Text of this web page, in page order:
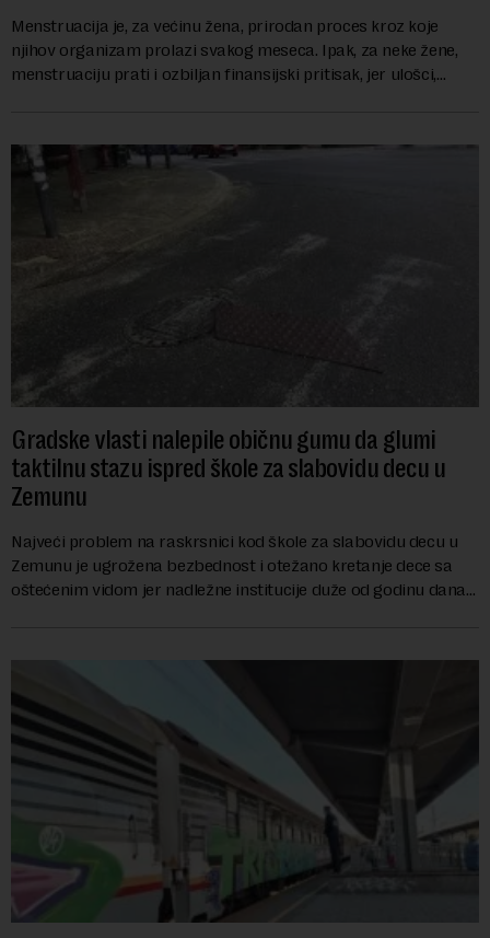
Menstruacija je, za većinu žena, prirodan proces kroz koje
njihov organizam prolazi svakog meseca. Ipak, za neke žene,
menstruaciju prati i ozbiljan finansijski pritisak, jer ulošci,
Gradske vlasti nalepile običnu gumu da glumi
taktilnu stazu ispred škole za slabovidu decu u
Zemunu
Najveći problem na raskrsnici kod škole za slabovidu decu u
Zemunu je ugrožena bezbednost i otežano kretanje dece sa
oštećenim vidom jer nadležne institucije duže od godinu dana